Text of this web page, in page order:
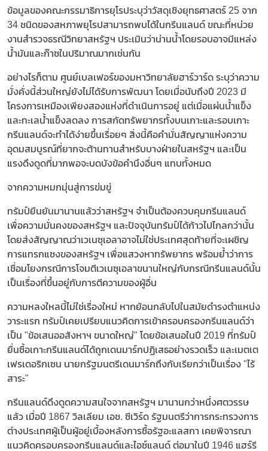
ข้อมูลของคณะกรรมาธิการยุโรประบุว่าวัสดุเชิงยุทธศาสตร์ 25 จาก
34 ชนิดของสหภาพยุโรปสามารถพบได้ในกรีนแลนด์ ขณะที่หน่วย
งานสำรวจธรณีวิทยาสหรัฐฯ ประเมินว่าน่านน้ำโดยรอบอาจมีแหล่ง
น้ำมันและก๊าซในปริมาณมากเช่นกัน
อย่างไรก็ตาม ศูนย์เบลเฟอร์ของมหาวิทยาลัยฮาร์วาร์ด ระบุว่าความ
มั่งคั่งนี้ส่วนใหญ่ยังไม่ได้รับการพัฒนา โดยเมื่อนับถึงปี 2023 มี
โครงการเหมืองเพียงสองแห่งที่ดำเนินการอยู่ แต่เมื่อแผ่นน้ำแข็ง
และทะเลน้ำแข็งลดลง การสกัดทรัพยากรทั้งบนเกาะและรอบเกาะ
กรีนแลนด์จะทำได้ง่ายขึ้นเรื่อยๆ สิ่งนี้คือคำมั่นสัญญาแห่งความ
อุดมสมบูรณ์ที่ยากจะต้านทานสำหรับบางฝ่ายในสหรัฐฯ และเป็น
แรงดึงดูดที่มากพอจะบดบังข้อคำนึงอื่นๆ แทบทั้งหมด
จากความหมกมุ่นสู่การข่มขู่
ทรัมป์ยืนยันมานานแล้วว่าสหรัฐฯ จำเป็นต้องควบคุมกรีนแลนด์
เพื่อความมั่นคงของสหรัฐฯ และปัจจุบันทรัมป์ได้ก้าวไปไกลกว่านั้น
โดยส่งสัญญาณว่าเวเนซุเอลาอาจไม่ใช่ประเทศสุดท้ายที่จะเผชิญ
การแทรกแซงของสหรัฐฯ เพื่อแสวงหาทรัพยากร พร้อมย้ำว่าการ
เชื่อมโยงกรณีการโจมตีเวเนซุเอลาขนานใหญ่กับกรณีกรีนแลนด์นั้น
เป็นเรื่องที่ขึ้นอยู่กับการตีความของผู้อื่น
ความหลงใหลนี้ไม่ใช่เรื่องใหม่ หากย้อนกลับไปในสมัยดำรงตำแหน่ง
วาระแรก ทรัมป์เคยเปรียบแนวคิดการเข้าครอบครองกรีนแลนด์ว่า
เป็น "ข้อเสนออสังหาฯ ขนาดใหญ่" โดยข้อเสนอในปี 2019 ที่ทรัมป์
ยื่นซื้อเกาะกรีนแลนด์ได้ถูกเดนมาร์กปฏิเสธอย่างรวดเร็ว และเมตเต
เฟรเดอริกเซน นายกรัฐมนตรีเดนมาร์กถึงกับเรียกว่าเป็นเรื่อง "ไร้
สาระ"
กรีนแลนด์ดึงดูดความสนใจจากสหรัฐฯ มานานกว่าหนึ่งศตวรรษ
แล้ว เมื่อปี 1867 วิลเลียม เอช. ซีเวิร์ด รัฐมนตรีว่าการกระทรวงการ
ต่างประเทศผู้เป็นผู้อยู่เบื้องหลังการซื้อรัฐอะแลสกา เคยพิจารณา
แนวคิดครอบครองกรีนแลนด์และไอซ์แลนด์ ต่อมาในปี 1946 แฮร์รี